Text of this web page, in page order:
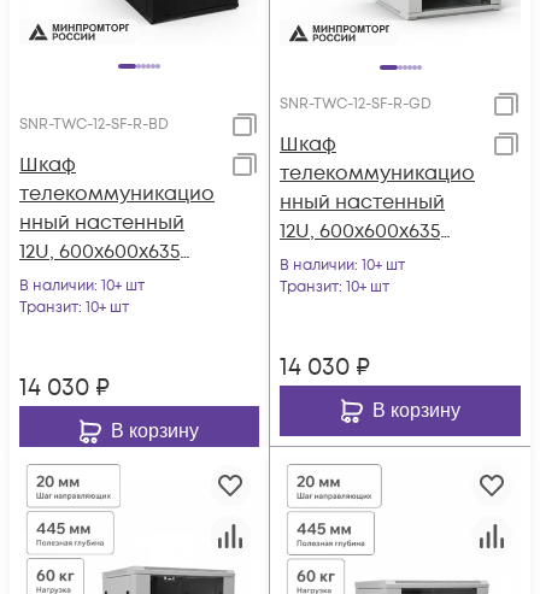
SNR-TWC-12-SF-R-BD
Шкаф
телекоммуникацио
нный настенный
12U, 600х600х635
(ШхГхВ)
В наличии: 10+ шт
Транзит: 10+ шт
14 030 ₽
В корзину
SNR-TWC-12-SF-R-GD
Шкаф
телекоммуникацио
нный настенный
12U, 600х600х635
(ШхГхВ)
В наличии: 10+ шт
Транзит: 10+ шт
14 030 ₽
В корзину